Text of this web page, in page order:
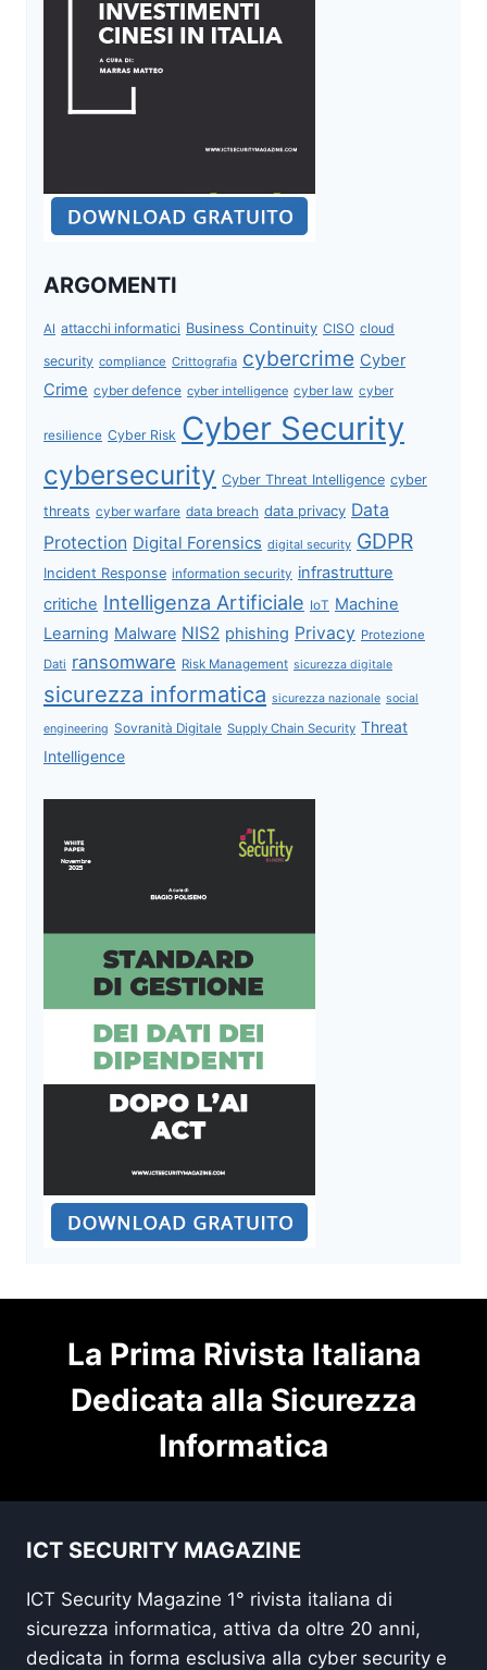
ARGOMENTI
AI attacchi informatici Business Continuity CISO cloud
security compliance Crittografia cybercrime Cyber
Crime cyber defence cyber intelligence cyber law cyber
resilience Cyber Risk Cyber Security
cybersecurity Cyber Threat Intelligence cyber
threats cyber warfare data breach data privacy Data
Protection Digital Forensics digital security GDPR
Incident Response information security infrastrutture
critiche Intelligenza Artificiale IoT Machine
Learning Malware NIS2 phishing Privacy Protezione
Dati ransomware Risk Management sicurezza digitale
sicurezza informatica sicurezza nazionale social
engineering Sovranità Digitale Supply Chain Security Threat
Intelligence
La Prima Rivista Italiana
Dedicata alla Sicurezza
Informatica
ICT SECURITY MAGAZINE
ICT Security Magazine 1° rivista italiana di
sicurezza informatica, attiva da oltre 20 anni,
dedicata in forma esclusiva alla cyber security e